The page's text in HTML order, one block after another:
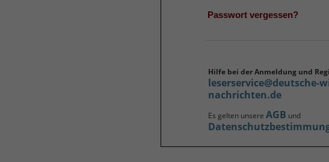
Passwort vergessen?
Hilfe bei der Anmeldung und
leserservice@deutsche-
nachrichten.de
Es gelten unsere AGB und